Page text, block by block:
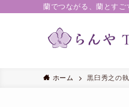
蘭でつながる、蘭とすご
ホーム 黒臼秀之の